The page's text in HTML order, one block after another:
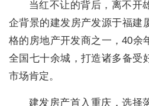
当红不让的背后，离不开
企背景的建发房产发源于福建
格的房地产开发商之一，40余
全国七十余城，打造诸多备受
市场肯定。
建发房产首入重庆，选择